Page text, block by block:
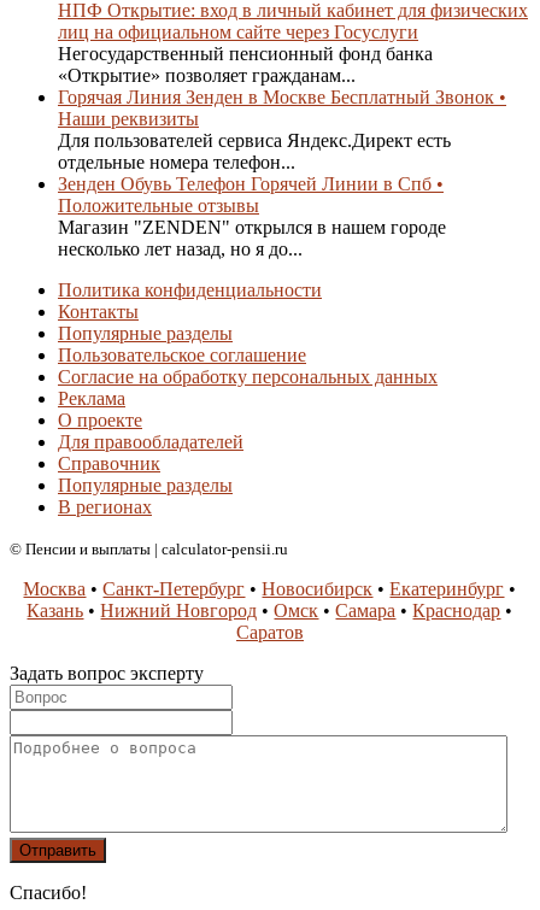
НПФ Открытие: вход в личный кабинет для физических
лиц на официальном сайте через Госуслуги
Негосударственный пенсионный фонд банка
«Открытие» позволяет гражданам...
Горячая Линия Зенден в Москве Бесплатный Звонок •
Наши реквизиты
Для пользователей сервиса Яндекс.Директ есть
отдельные номера телефон...
Зенден Обувь Телефон Горячей Линии в Спб •
Положительные отзывы
Магазин "ZENDEN" открылся в нашем городе
несколько лет назад, но я до...
Политика конфиденциальности
Контакты
Популярные разделы
Пользовательское соглашение
Согласие на обработку персональных данных
Реклама
О проекте
Для правообладателей
Справочник
Популярные разделы
В регионах
© Пенсии и выплаты | calculator-pensii.ru
Москва •Санкт-Петербург •Новосибирск •Екатеринбург •
Казань •Нижний Новгород •Омск •Самара •Краснодар •
Саратов
Задать вопрос эксперту
Спасибо!